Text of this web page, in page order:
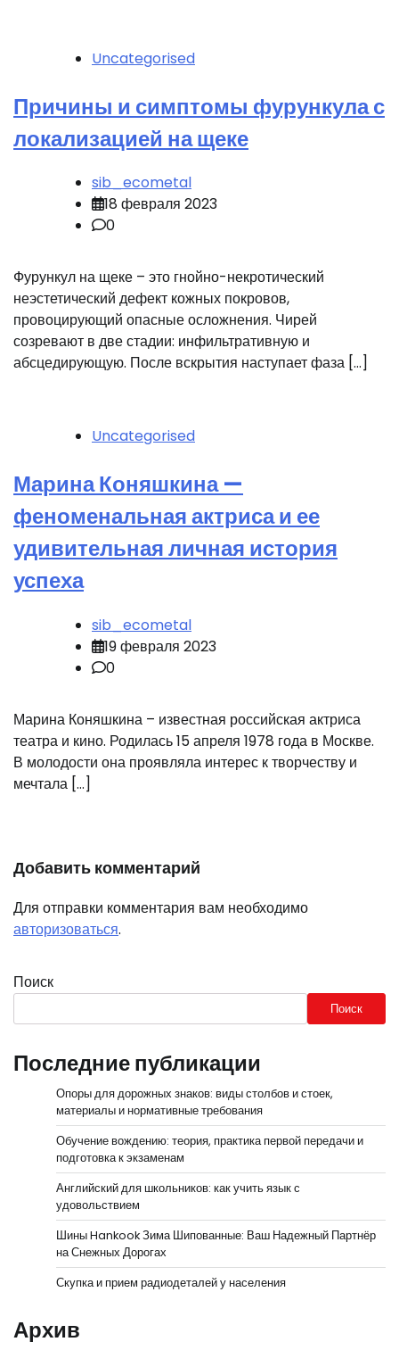
Uncategorised
Причины и симптомы фурункула с
локализацией на щеке
sib_ecometal
18 февраля 2023
0
Фурункул на щеке – это гнойно-некротический
неэстетический дефект кожных покровов,
провоцирующий опасные осложнения. Чирей
созревают в две стадии: инфильтративную и
абсцедирующую. После вскрытия наступает фаза […]
Uncategorised
Марина Коняшкина —
феноменальная актриса и ее
удивительная личная история
успеха
sib_ecometal
19 февраля 2023
0
Марина Коняшкина – известная российская актриса
театра и кино. Родилась 15 апреля 1978 года в Москве.
В молодости она проявляла интерес к творчеству и
мечтала […]
Добавить комментарий
Для отправки комментария вам необходимо
авторизоваться.
Поиск
Поиск
Последние публикации
Опоры для дорожных знаков: виды столбов и стоек,
материалы и нормативные требования
Обучение вождению: теория, практика первой передачи и
подготовка к экзаменам
Английский для школьников: как учить язык с
удовольствием
Шины Hankook Зима Шипованные: Ваш Надежный Партнёр
на Снежных Дорогах
Скупка и прием радиодеталей у населения
Архив